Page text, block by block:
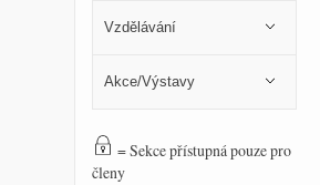
Vzdělávání
Akce/Výstavy
= Sekce přístupná pouze pro
členy